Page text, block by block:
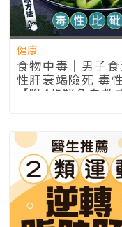
健康
食物中毒｜男子
性肝衰竭險死 毒
【附4步緊急自救